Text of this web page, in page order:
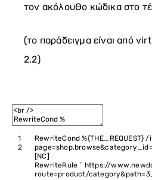
τον ακόλουθο κώδικα στο
(το παράδειγμα είναι από
2.2)
1
2
RewriteCond %{THE_REQUEST} /
page=shop.browse&category_id=
[NC]
RewriteRule ^ https://
route=product/